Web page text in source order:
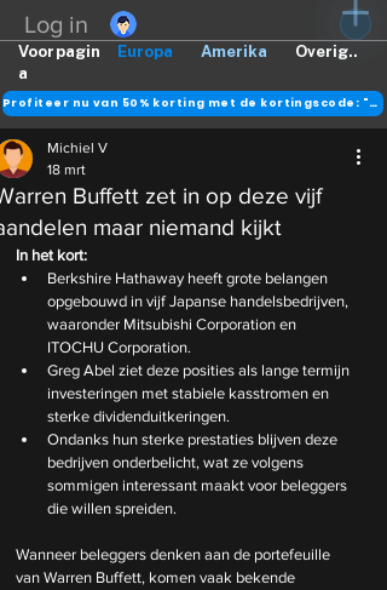
Log in
Europa Amerika Overig..
Voorpagin
a
Profiteer nu van 50% korting met de kortingscode: "DANK"
Buffett zet in op deze vijf
maar niemand kijkt
Michiel V
18 mrt
In het kort:
Berkshire Hathaway heeft grote belangen
opgebouwd in vijf Japanse handelsbedrijven,
waaronder Mitsubishi Corporation en
ITOCHU Corporation.
Greg Abel ziet deze posities als lange termijn
investeringen met stabiele kasstromen en
sterke dividenduitkeringen.
Ondanks hun sterke prestaties blijven deze
bedrijven onderbelicht, wat ze volgens
sommigen interessant maakt voor beleggers
die willen spreiden.
Wanneer beleggers denken aan de portefeuille
van Warren Buffett, komen vaak bekende